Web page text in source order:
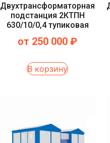
Двухтрансформаторная
подстанция 2КТПН
630/10/0,4 тупиковая
от 250 000₽
В корзину